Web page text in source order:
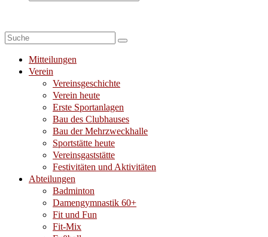
Suche
Mitteilungen
Verein
Vereinsgeschichte
Verein heute
Erste Sportanlagen
Bau des Clubhauses
Bau der Mehrzweckhalle
Sportstätte heute
Vereinsgaststätte
Festivitäten und Aktivitäten
Abteilungen
Badminton
Damengymnastik 60+
Fit und Fun
Fit-Mix